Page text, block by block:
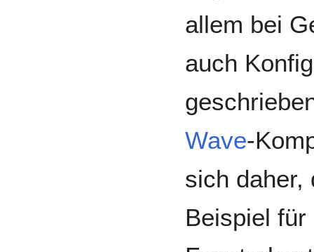
allem bei
auch
Wave-
sich daher,
Beispiel